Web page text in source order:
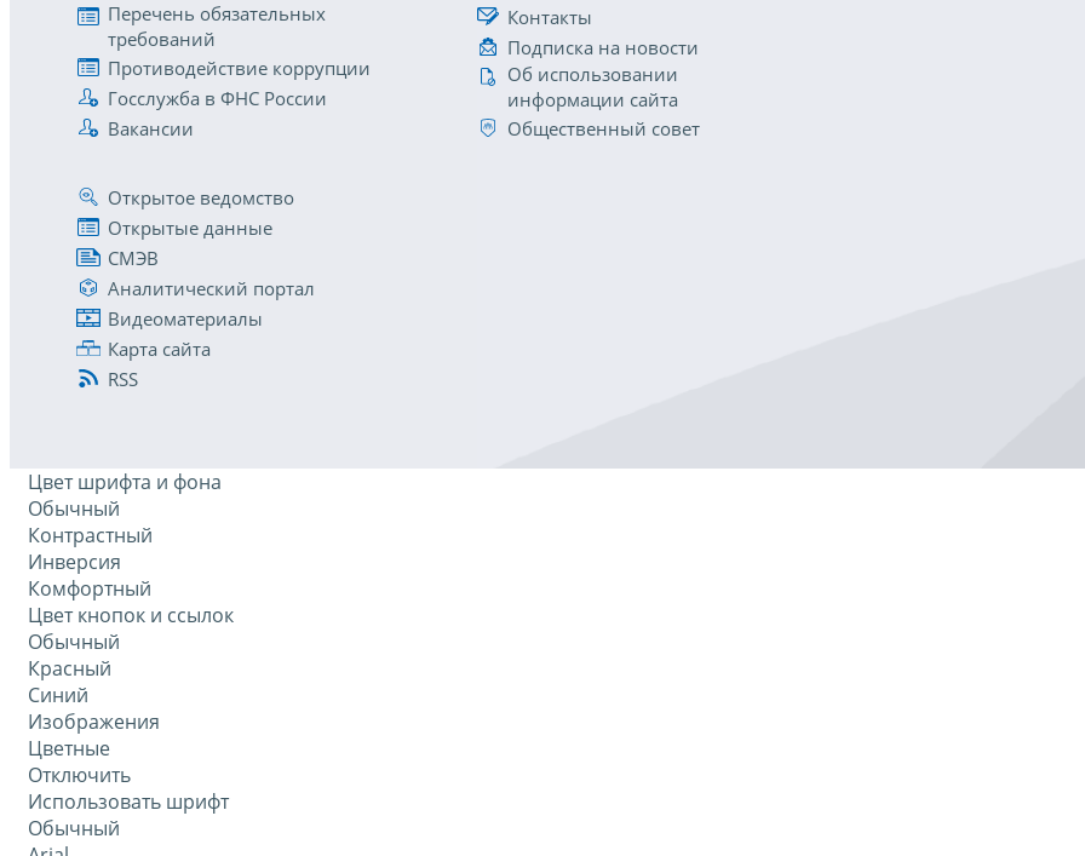
Перечень обязательных
требований
Противодействие коррупции
Госслужба в ФНС России
Вакансии
Контакты
Подписка на новости
Об использовании
информации сайта
Общественный совет
Открытое ведомство
Открытые данные
СМЭВ
Аналитический портал
Видеоматериалы
Карта сайта
RSS
Цвет шрифта и фона
Обычный
Контрастный
Инверсия
Комфортный
Цвет кнопок и ссылок
Обычный
Красный
Синий
Изображения
Цветные
Отключить
Использовать шрифт
Обычный